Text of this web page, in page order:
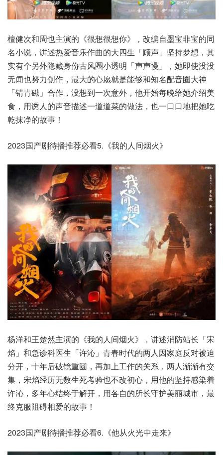
檀健次和周也主演的《很想很想你》，改编自墨宝非宝的同
名小说，讲述热爱音乐作曲的大四生「顾声」坚持梦想，其
实有个另外隐藏身份古风圈小透明「声声慢」，她即使没没
无闻也努力创作，最大的心愿就是能够和知名配音圈大神
「锖青磁」合作，没想到一次意外，他开始每晚给她介绍美
食，用诱人的声音描述一道道菜的做法，也一口口地把她吃
乾抹净的故事！
2023国产剧待播推荐必看5.《我的人间烟火》
杨洋和王楚然主演的《我的人间烟火》，讲述消防站长「宋
焰」和急诊科医生「许沁」青春时代的两人因家庭反对被迫
分开，十年后破镜重圆，再加上工作的关系，两人渐渐有交
集，宋焰经历无数生死考验也不改初心，用他的坚持感染着
许沁，多年心结终于解开，用各自的所长守护美丽城市，最
终克服阻碍相爱的故事！
2023国产剧待播推荐必看6.《他从火光中走来》